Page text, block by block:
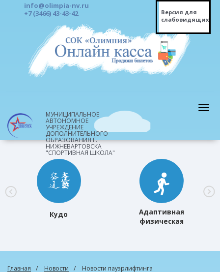
info@olimpia-nv.ru
+7 (3466) 43-43-42
Версия для
слабовидящих
МУНИЦИПАЛЬНОЕ
АВТОНОМНОЕ
УЧРЕЖДЕНИЕ
ДОПОЛНИТЕЛЬНОГО
ОБРАЗОВАНИЯ Г.
НИЖНЕВАРТОВСКА
"СПОРТИВНАЯ ШКОЛА"
Кудо
Адаптивная
физическая
Главная Новости Новости пауэрлифтинга